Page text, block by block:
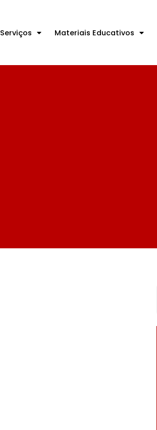
Serviços Materiais Educativos